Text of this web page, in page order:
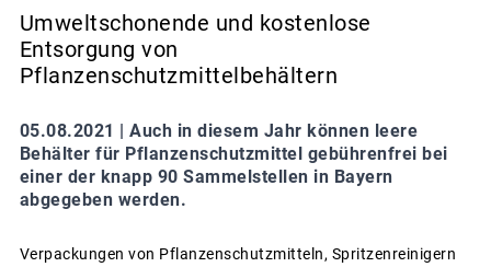
Umweltschonende und kostenlose
Entsorgung von
Pflanzenschutzmittelbehältern
05.08.2021 | Auch in diesem Jahr können leere
Behälter für Pflanzenschutzmittel gebührenfrei bei
einer der knapp 90 Sammelstellen in Bayern
abgegeben werden.
Verpackungen von Pflanzenschutzmitteln, Spritzenreinigern